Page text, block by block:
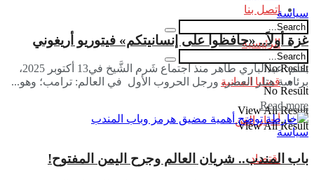
No Result
View All Result
الرئيسية
قضايا انسانية
أخبار الفن
اقتصاد
اتصل بنا
No Result
View All Result
سياسة
غزة أولاً.. «حافظوا على إنسانيتكم» فيتوريو أريغوني
بقلم: عبدالباري طاهر منذ اجتماع شَرم الشَّيخ في13 أكتوبر 2025،
برئاسة هتلر العصر، ورجل الحروب الأول في العالم: ترامب؛ وهو...
Read more
سياسة
باب المندب.. شريان العالم وجرح اليمن المفتوح!